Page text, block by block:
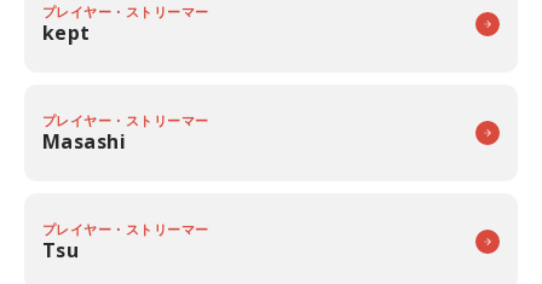
プレイヤー・ストリーマー
kept
プレイヤー・ストリーマー
Masashi
プレイヤー・ストリーマー
Tsu